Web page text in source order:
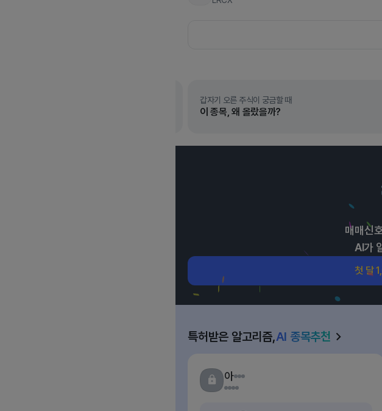
갑자기 오른 주식이 궁금할 때
이 종목, 왜 올랐을까?
매매신
AI가
첫 달
특허받은 알고리즘,AI 종목추천
아